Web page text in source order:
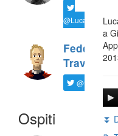
@LucaTNT
Federico
Travaini
@ftrava
Ospiti
a
⏬